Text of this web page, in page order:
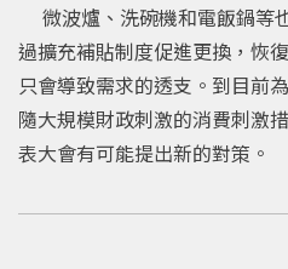
微波爐、洗碗機和電飯鍋等
過擴充補貼制度促進更換，恢
只會導致需求的透支。到目前
隨大規模財政刺激的消費刺激
表大會有可能提出新的對策。